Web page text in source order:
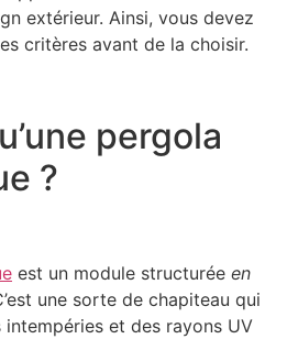
extérieur. Ainsi, vous devez
critères avant de la choisir.
pergola
?
est un module structurée en
une sorte de chapiteau qui
et des rayons UV